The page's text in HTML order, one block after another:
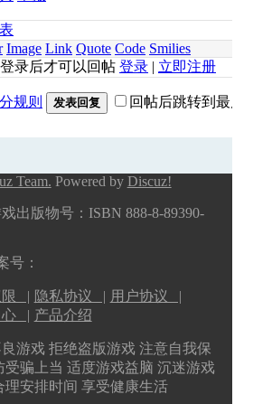
Image Link Quote Code Smilies
录后才可以回帖 登录 | 立即注册
规则 发表回复 回帖后跳转到最后一
Team. Powered by Discuz!
出版物号：ISBN 888-8-89390-
号：
限 | 隐私协议 | 用户协议 |
心 | 产品介绍
游戏 拒绝盗版游戏 注意自我保
受骗上当 适度游戏益脑 沉迷游戏
理安排时间 享受健康生活